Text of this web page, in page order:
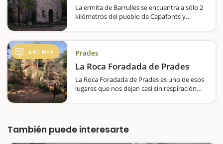
La ermita de Barrulles se encuentra a sólo 2
kilómetros del pueblo de Capafonts y
está protegida del sol, con mesas y bancos…
a 4,1 Km's Prades
La Roca Foradada de Prades
La Roca Foradada de Prades es uno de esos
lugares que nos dejan casi sin respiración
rocas y seguramente de ahí el nombre: la
Roca…
También puede interesarte